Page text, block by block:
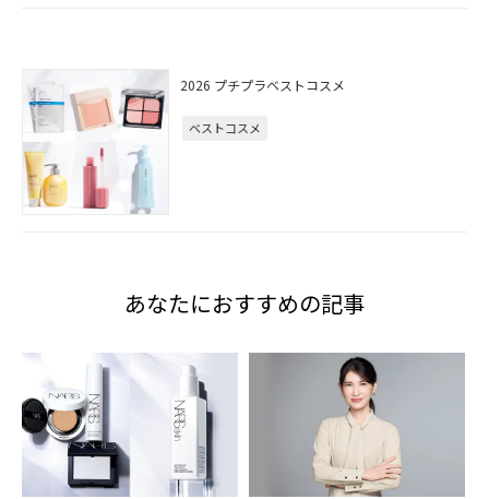
2026 プチプラベストコスメ
ベストコスメ
あなたにおすすめの記事